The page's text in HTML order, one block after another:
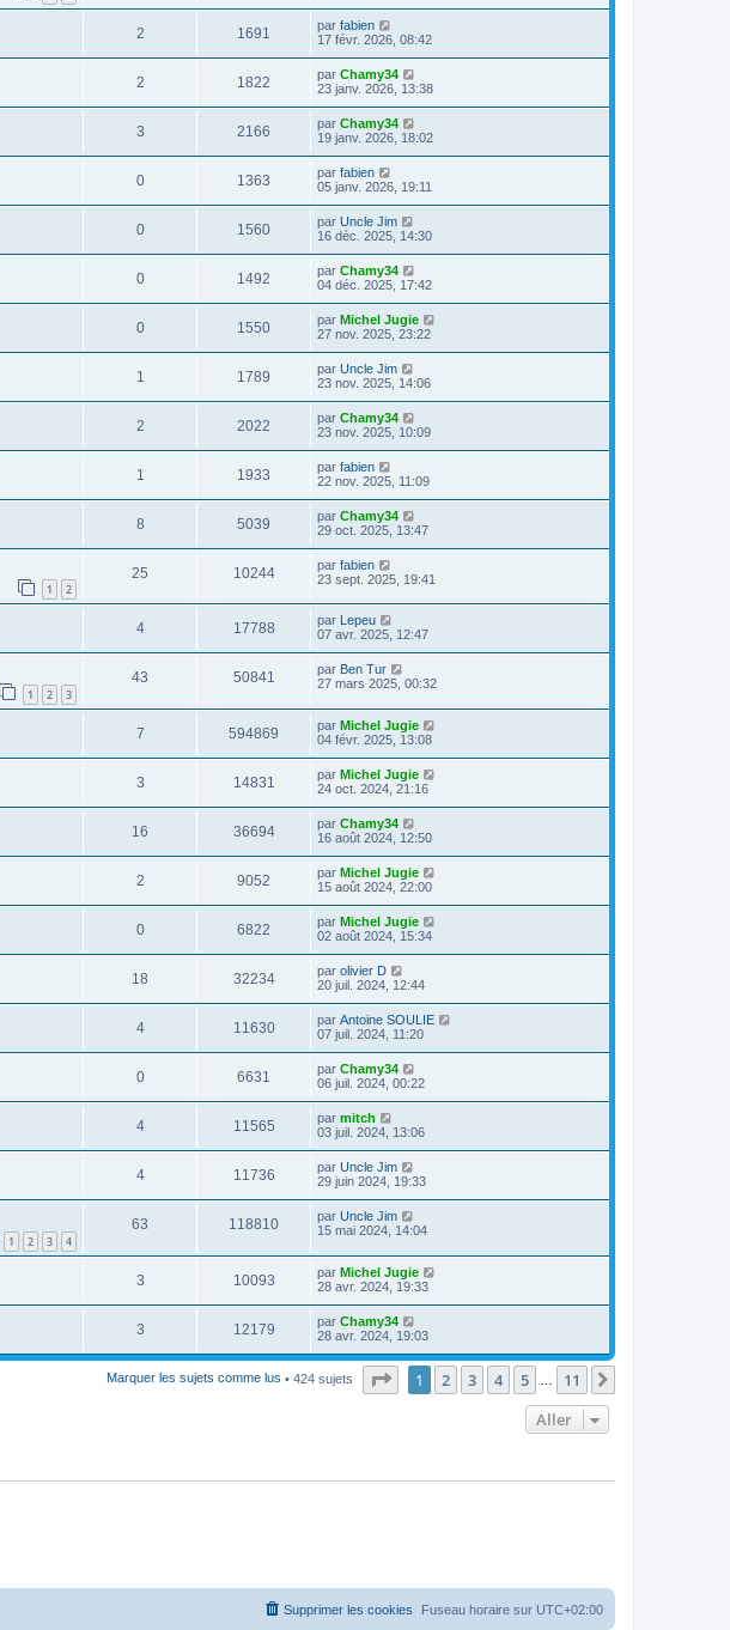
2 1691 par fabien
17 févr. 2026, 08:42
2 1822 par Chamy34
23 janv. 2026, 13:38
3 2166 par Chamy34
19 janv. 2026, 18:02
0 1363 par fabien
05 janv. 2026, 19:11
0 1560 par Uncle Jim
16 déc. 2025, 14:30
0 1492 par Chamy34
04 déc. 2025, 17:42
0 1550 par Michel Jugie
27 nov. 2025, 23:22
1 1789 par Uncle Jim
23 nov. 2025, 14:06
2 2022 par Chamy34
23 nov. 2025, 10:09
1 1933 par fabien
22 nov. 2025, 11:09
8 5039 par Chamy34
29 oct. 2025, 13:47
1 2
25 10244 par fabien
23 sept. 2025, 19:41
4 17788 par
Lepeu
07 avr. 2025, 12:47
1 2 3
43 50841 par Ben Tur
27 mars 2025, 00:32
7 594869 par Michel Jugie
04 févr. 2025, 13:08
3 14831 par Michel Jugie
24 oct. 2024, 21:16
16 36694 par Chamy34
16 août 2024, 12:50
2 9052 par Michel Jugie
15 août 2024, 22:00
0 6822 par Michel Jugie
02 août 2024, 15:34
18 32234 par olivier D
20 juil. 2024, 12:44
4 11630 par Antoine SOULIE
07 juil. 2024, 11:20
0 6631 par Chamy34
06 juil. 2024, 00:22
4 11565 par mitch
03 juil. 2024, 13:06
4 11736 par Uncle Jim
29 juin 2024, 19:33
1 2 3 4
63 118810 par Uncle Jim
15 mai 2024, 14:04
3 10093 par Michel Jugie
28 avr. 2024, 19:33
3 12179 par Chamy34
28 avr. 2024, 19:03
Marquer les sujets comme lus • 424 sujets Page sur11
1 2 3 4 5 11
Aller
Fuseau horaire sur UTC+02:00
Supprimer les cookies